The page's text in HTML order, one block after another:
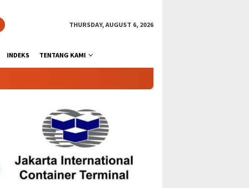
THURSDAY, AUGUST 6, 2026
INDEKS TENTANG KAMI